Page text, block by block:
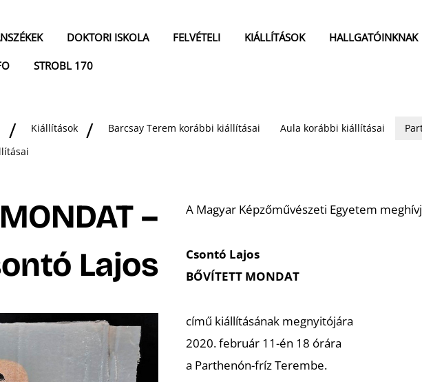
DOKTORI ISKOLA FELVÉTELI KIÁLLÍTÁSOK HALLGATÓINKNAK
STROBL 170
Kiállítások Barcsay Terem korábbi kiállításai Aula korábbi kiállításai
–
Lajos
A Magyar Képzőművészeti Egyetem
Csontó Lajos
BŐVÍTETT MONDAT
című kiállításának megnyitójára
2020. február 11-én 18 órára
a Parthenón-fríz Terembe.